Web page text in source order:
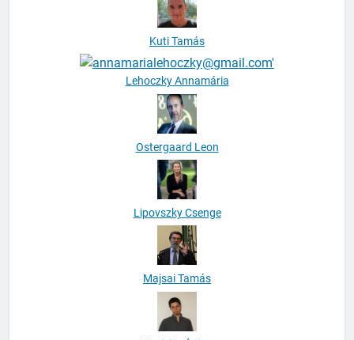
Kuti Tamás
Lehoczky Annamária
Ostergaard Leon
Lipovszky Csenge
Majsai Tamás